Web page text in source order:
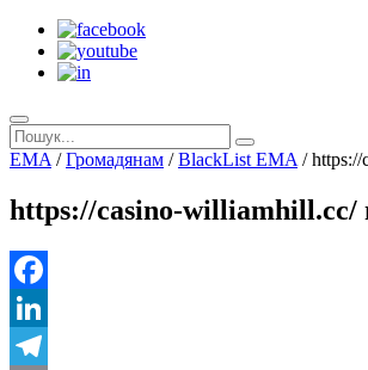
EMA /Громадянам /BlackList EMA /
https://casino-
Facebook
LinkedIn